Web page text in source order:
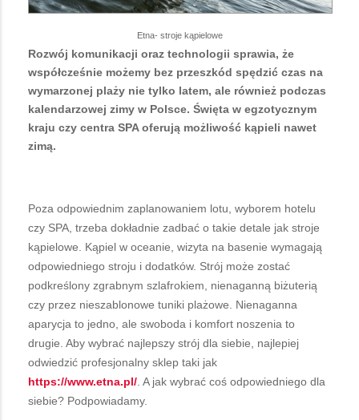
Etna- stroje kąpielowe
Rozwój komunikacji oraz technologii sprawia, że
współcześnie możemy bez przeszkód spędzić czas na
wymarzonej plaży nie tylko latem, ale również podczas
kalendarzowej zimy w Polsce. Święta w egzotycznym
kraju czy centra SPA oferują możliwość kąpieli nawet
zimą.
Poza odpowiednim zaplanowaniem lotu, wyborem hotelu
czy SPA, trzeba dokładnie zadbać o takie detale jak stroje
kąpielowe. Kąpiel w oceanie, wizyta na basenie wymagają
odpowiedniego stroju i dodatków. Strój może zostać
podkreślony zgrabnym szlafrokiem, nienaganną biżuterią
czy przez nieszablonowe tuniki plażowe. Nienaganna
aparycja to jedno, ale swoboda i komfort noszenia to
drugie. Aby wybrać najlepszy strój dla siebie, najlepiej
odwiedzić profesjonalny sklep taki jak
https://www.etna.pl/ . A jak wybrać coś odpowiedniego dla
siebie? Podpowiadamy.